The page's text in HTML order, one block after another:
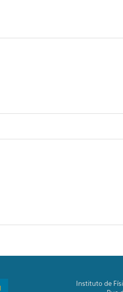
Instituto de